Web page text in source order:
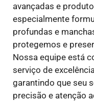
avançadas e
especialmente
profundas e
protegemos e
Nossa equipe está
serviço de
garantindo que seu
precisão e atenção